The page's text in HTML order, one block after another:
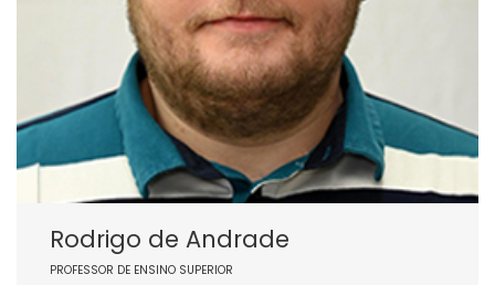
Rodrigo de Andrade
PROFESSOR DE ENSINO SUPERIOR